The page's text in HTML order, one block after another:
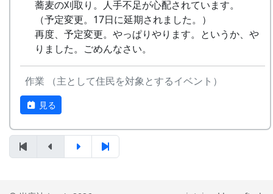
夏のイメージを色濃く出した曲です。
水田に降り注ぐ“雨”と“太陽の光”が、私達の命を
支えているのだと実感させられた「里山のよきイ
収穫祭にて
⾥へ
ド
2
加美の⾥か
ら'98
パルス
3 永遠の⾥
すぱ
4
棚⽥の⾵
うた
6 あしたは帰ろう
蕎麦の刈取り。人手不足が心配されています。
（予定変更。17日に延期されました。）
再度、予定変更。やっぱりやります。というか、や
りました。ごめんなさい。
作業 （主として住民を対象とするイベント）
見る